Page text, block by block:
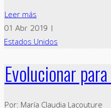
Leer más
01 Abr 2019 |
Estados Unidos
Evolucionar
Por: María Claudia Lacouture